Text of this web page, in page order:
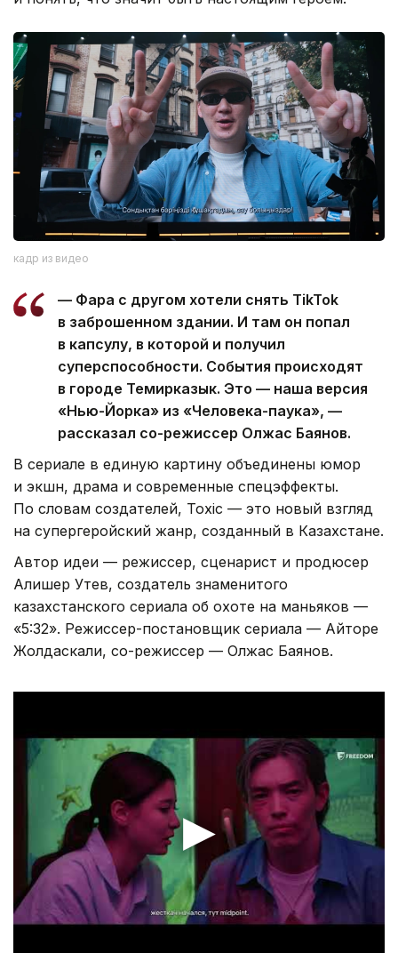
кадр из видео
— Фара с другом хотели снять TikTok
в заброшенном здании. И там он попал
в капсулу, в которой и получил
суперспособности. События происходят
в городе Темирказык. Это — наша версия
«Нью-Йорка» из «Человека-паука», —
рассказал со-режиссер Олжас Баянов.
В сериале в единую картину объединены юмор
и экшн, драма и современные спецэффекты.
По словам создателей, Toxic — это новый взгляд
на супергеройский жанр, созданный в Казахстане.
Автор идеи — режиссер, сценарист и продюсер
Алишер Утев, создатель знаменитого
казахстанского сериала об охоте на маньяков —
«5:32». Режиссер-постановщик сериала — Айторе
Жолдаскали, со-режиссер — Олжас Баянов.